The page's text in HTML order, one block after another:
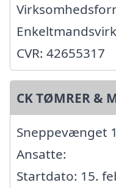
CVR: 42655317
CK TØMRER &
Sneppevænget
Ansatte:
Startdato: 15.